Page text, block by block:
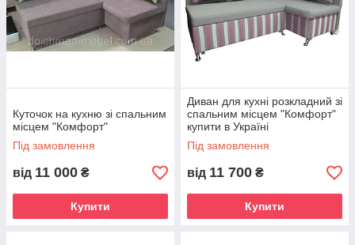
Куточок на кухню зі спальним
місцем "Комфорт"
Під замовлення
від 11 000 ₴
Купити
Диван для кухні розкладний зі
спальним місцем "Комфорт"
купити в Україні
Під замовлення
від 11 700 ₴
Купити